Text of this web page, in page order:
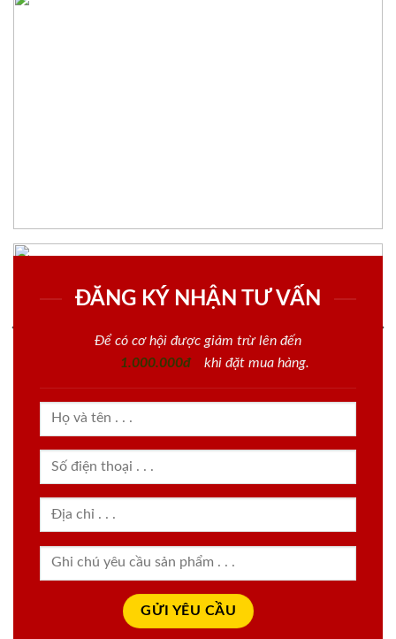
ĐĂNG KÝ NHẬN TƯ VẤN
Để có cơ hội được giảm trừ lên đến
1.000.000đ
khi đặt mua hàng.